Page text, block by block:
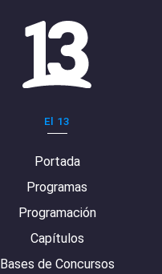
El 13
Portada
Programas
Programación
Capítulos
Bases de Concursos